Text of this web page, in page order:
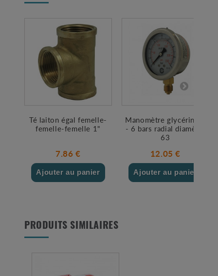
Té laiton égal femelle-
femelle-femelle 1"
7.86 €
Ajouter au panier
Manomètre glycérine 0
- 6 bars radial diamètre
63
12.05 €
Ajouter au panier
PRODUITS SIMILAIRES